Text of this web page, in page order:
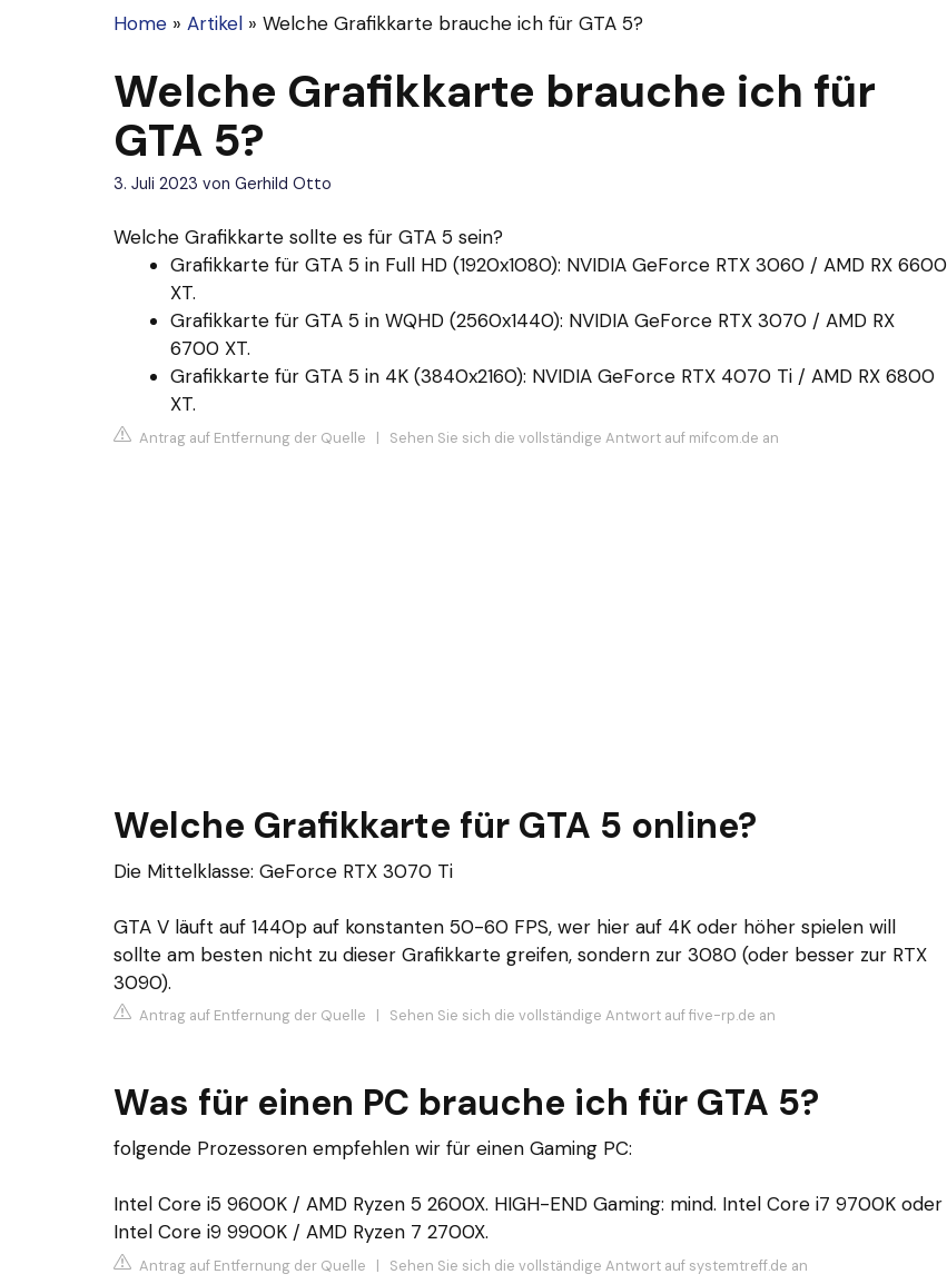
Home » Artikel » Welche Grafikkarte brauche ich für GTA 5?
Welche Grafikkarte brauche ich für
GTA 5?
3. Juli 2023 von Gerhild Otto
Welche Grafikkarte sollte es für GTA 5 sein?
Grafikkarte für GTA 5 in Full HD (1920x1080): NVIDIA GeForce RTX 3060 / AMD RX 6600
XT.
Grafikkarte für GTA 5 in WQHD (2560x1440): NVIDIA GeForce RTX 3070 / AMD RX
6700 XT.
Grafikkarte für GTA 5 in 4K (3840x2160): NVIDIA GeForce RTX 4070 Ti / AMD RX 6800
XT.
Antrag auf Entfernung der Quelle | Sehen Sie sich die vollständige Antwort auf mifcom.de an
Welche Grafikkarte für GTA 5 online?
Die Mittelklasse: GeForce RTX 3070 Ti
GTA V läuft auf 1440p auf konstanten 50-60 FPS, wer hier auf 4K oder höher spielen will
sollte am besten nicht zu dieser Grafikkarte greifen, sondern zur 3080 (oder besser zur RTX
3090).
Antrag auf Entfernung der Quelle | Sehen Sie sich die vollständige Antwort auf five-rp.de an
Was für einen PC brauche ich für GTA 5?
folgende Prozessoren empfehlen wir für einen Gaming PC:
Intel Core i5 9600K / AMD Ryzen 5 2600X. HIGH-END Gaming: mind. Intel Core i7 9700K oder
Intel Core i9 9900K / AMD Ryzen 7 2700X.
Antrag auf Entfernung der Quelle | Sehen Sie sich die vollständige Antwort auf systemtreff.de an